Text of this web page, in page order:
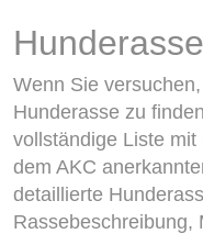
Wenn Sie
Hunderasse zu
vollständige Liste
dem AKC
detaillierte
Rassebeschreibung,